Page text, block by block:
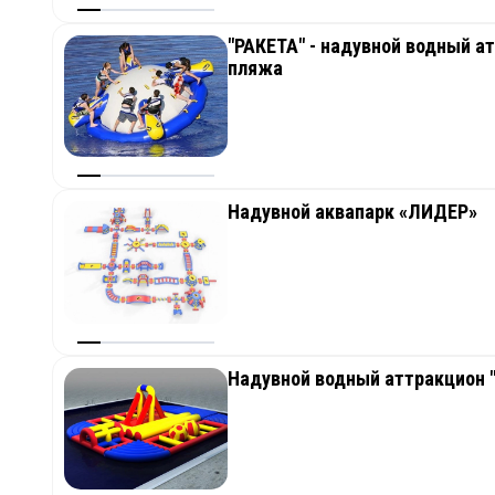
"РАКЕТА" - надувной водный
пляжа
Надувной аквапарк «ЛИДЕР»
Надувной водный